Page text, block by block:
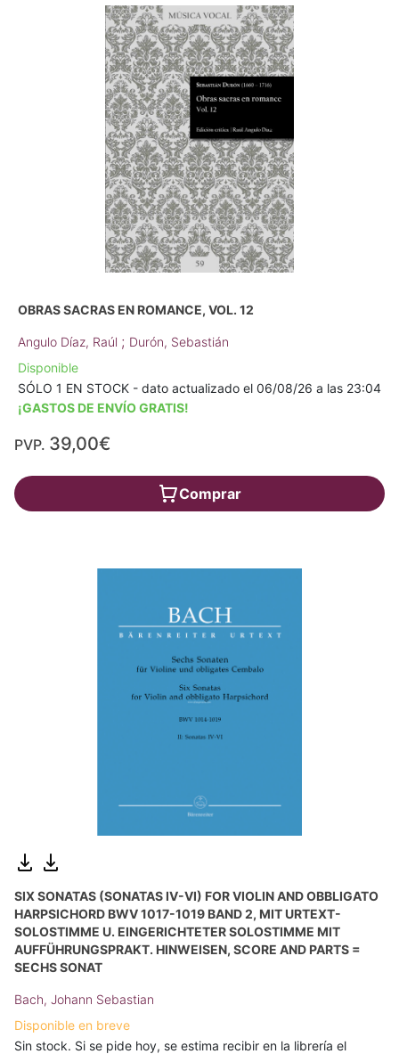
OBRAS SACRAS EN ROMANCE, VOL. 12
Angulo Díaz, Raúl ; Durón, Sebastián
Disponible
SÓLO 1 EN STOCK - dato actualizado el 06/08/26 a las 23:04
¡GASTOS DE ENVÍO GRATIS!
PVP. 39,00€
Comprar
SIX SONATAS (SONATAS IV-VI) FOR VIOLIN AND OBBLIGATO
HARPSICHORD BWV 1017-1019 BAND 2, MIT URTEXT-
SOLOSTIMME U. EINGERICHTETER SOLOSTIMME MIT
AUFFÜHRUNGSPRAKT. HINWEISEN, SCORE AND PARTS =
SECHS SONAT
Bach, Johann Sebastian
Disponible en breve
Sin stock. Si se pide hoy, se estima recibir en la librería el